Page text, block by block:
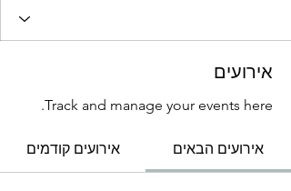
אירועים
Track and manage your events here.
אירועים הבאים אירועים קודמים